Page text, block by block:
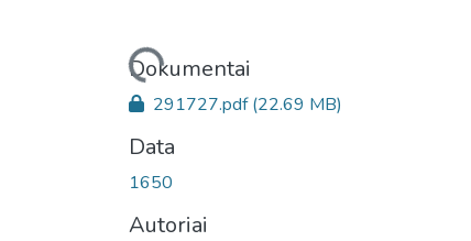
Įkeliama...
Dokumentai
291727.pdf(22.69 MB)
Data
1650
Autoriai